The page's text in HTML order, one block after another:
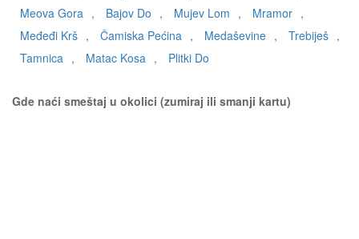
Meova Gora , Bajov Do , Mujev Lom , Mramor ,
Međeđi Krš , Čamiska Pećina , Medaševine , Trebiješ ,
Tamnica , Matac Kosa , Plitki Do
Gde naći smeštaj u okolici (zumiraj ili smanji kartu)